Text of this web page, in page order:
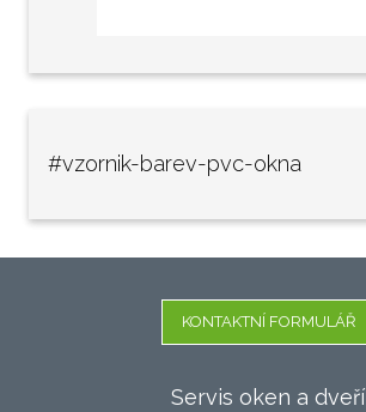
#vzornik-barev-pvc-okna
KONTAKTNÍ FORMULÁŘ
Servis oken a dveří